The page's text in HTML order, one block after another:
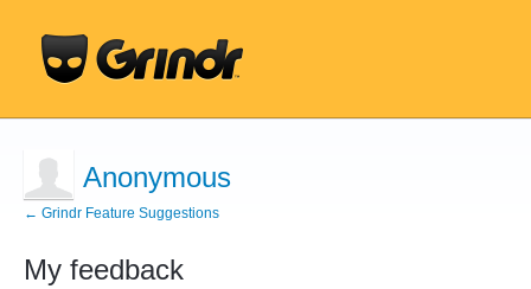
Anonymous
← Grindr Feature Suggestions
My feedback